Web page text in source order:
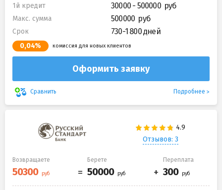
1й кредит 30000 - 500000
Макс. сумма 500000
Срок 730-1 800 дней
0,04% комиссия для новых клиентов
Оформить заявку
Сравнить Подробнее
Отзывов: 3
Возвращаете Берете Переплата